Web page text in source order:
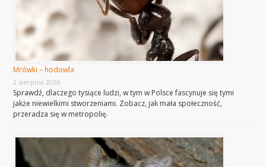
Mrówki – hodowla
2 sierpnia 2026
Sprawdź, dlaczego tysiące ludzi, w tym w Polsce fascynuje się tymi
jakże niewielkimi stworzeniami. Zobacz, jak mała społeczność,
przeradza się w metropolię.